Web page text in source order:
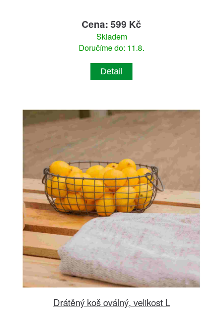
Cena: 599 Kč
Skladem
Doručíme do: 11.8.
Detail
Drátěný koš oválný, velikost L